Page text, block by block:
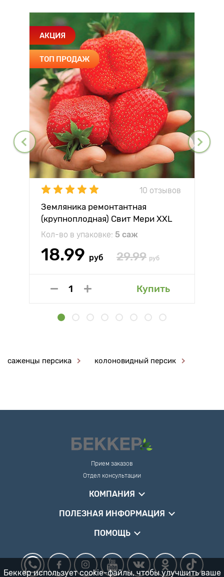
АКЦИЯ
ТОП ПРОДАЖ
10 отзывов
Земляника ремонтантная
(крупноплодная) Свит Мери XXL
Кол-во в упаковке: 5 саж
18.99 руб 29.99 руб
Купить
саженцы персика колоновидный персик
Прием заказов
Отдел консультации
КОМПАНИЯ
ПОЛЕЗНАЯ ИНФОРМАЦИЯ
ПОМОЩЬ
Беккер использует cookie-файлы, чтобы улучшить ваше